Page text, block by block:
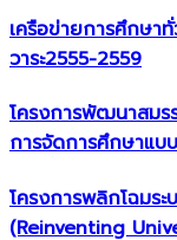
เครือข่ายการศึกษา
วาระ2555-2559
โครงการพัฒนาสมร
การจัดการศึกษาแบ
โครงการพลิกโฉมร
(Reinventing